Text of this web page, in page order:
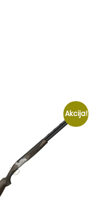
Akcija!